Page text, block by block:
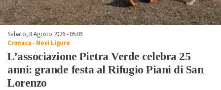
Sabato, 8 Agosto 2026 - 05:09
Cronaca- Novi Ligure
L’associazione Pietra Verde celebra 25
anni: grande festa al Rifugio Piani di San
Lorenzo